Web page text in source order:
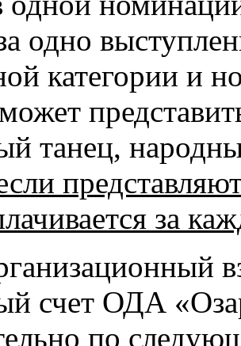
одно
категории и
танец,
за
счет ОДА
по